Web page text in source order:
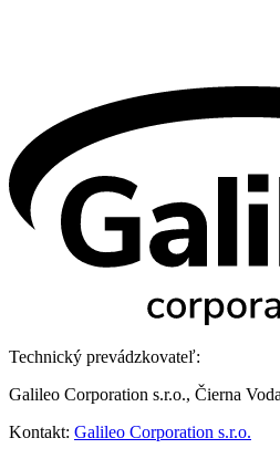
Technický prevádzkovateľ:
Galileo Corporation s.r.o., Čierna
Kontakt: Galileo Corporation s.r.o.